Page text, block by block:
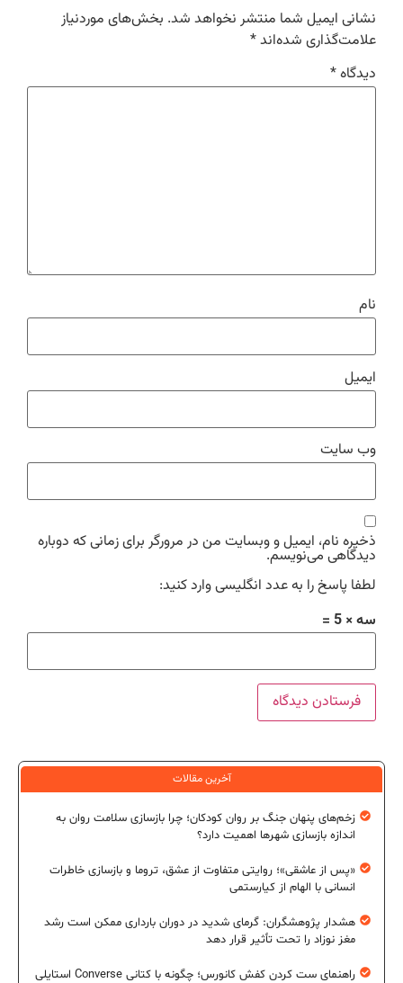
نشانی ایمیل شما منتشر نخواهد شد. بخش‌های موردنیاز
علامت‌گذاری شده‌اند*
دیدگاه*
نام
ایمیل
وب‌ سایت
ذخیره نام، ایمیل و وبسایت من در مرورگر برای زمانی که دوباره
دیدگاهی می‌نویسم.
لطفا پاسخ را به عدد انگلیسی وارد کنید:
سه × 5 =
آخرین مقالات
زخم‌های پنهان جنگ بر روان کودکان؛ چرا بازسازی سلامت روان به
اندازه بازسازی شهرها اهمیت دارد؟
«پس از عاشقی»؛ روایتی متفاوت از عشق، تروما و بازسازی خاطرات
انسانی با الهام از کیارستمی
هشدار پژوهشگران: گرمای شدید در دوران بارداری ممکن است رشد
مغز نوزاد را تحت تأثیر قرار دهد
راهنمای ست کردن کفش کانورس؛ چگونه با کتانی Converse استایلی